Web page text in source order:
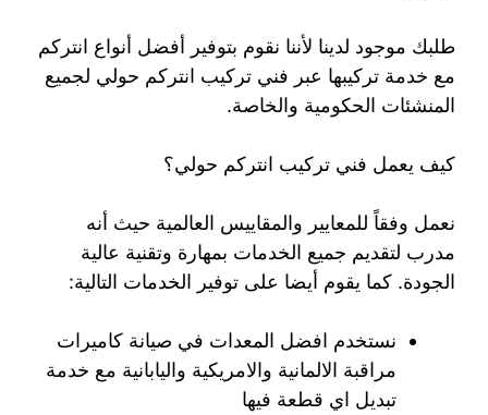
طلبك موجود لدينا لأننا نقوم بتوفير أفضل أنواع انتركم
مع خدمة تركيبها عبر فني تركيب انتركم حولي لجميع
المنشئات الحكومية والخاصة.
كيف يعمل فني تركيب انتركم حولي؟
نعمل وفقاً للمعايير والمقاييس العالمية حيث أنه
مدرب لتقديم جميع الخدمات بمهارة وتقنية عالية
الجودة. كما يقوم أيضا على توفير الخدمات التالية:
نستخدم افضل المعدات في صيانة كاميرات
مراقبة الالمانية والامريكية واليابانية مع خدمة
تبديل اي قطعة فيها